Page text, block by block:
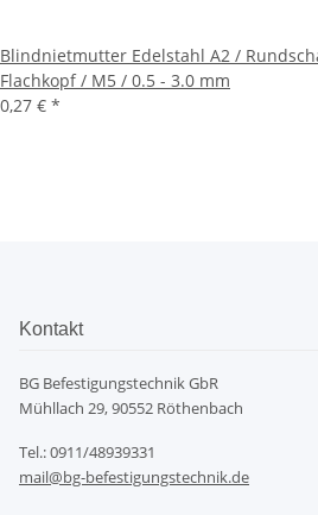
Blindnietmutter Edelstahl A2 /
Flachkopf / M5 / 0.5 - 3.0 mm
0,27 € *
Kontakt
BG Befestigungstechnik GbR
Mühllach 29, 90552 Röthenbach
Tel.: 0911/48939331
mail@bg-befestigungstechnik.de